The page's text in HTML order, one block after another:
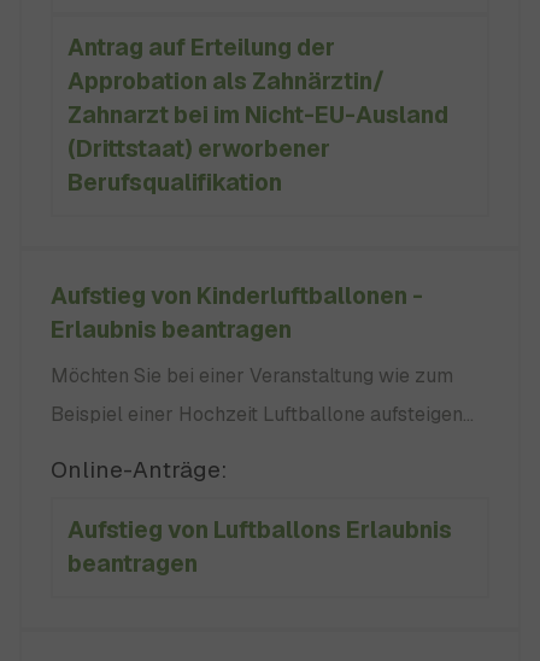
Antrag auf Erteilung der
Approbation als Zahnärztin/
Zahnarzt bei im Nicht-EU-Ausland
(Drittstaat) erworbener
Berufsqualifikation
Aufstieg von Kinderluftballonen -
Erlaubnis beantragen
Möchten Sie bei einer Veranstaltung wie zum
Beispiel einer Hochzeit Luftballone aufsteigen
Flugverkehrskontrollfreigabe benötigen. Im
Antrag geben Sie Folgendes an: geben Sie : keine
Online-Anträge:
Aufstieg von Luftballons Erlaubnis
beantragen